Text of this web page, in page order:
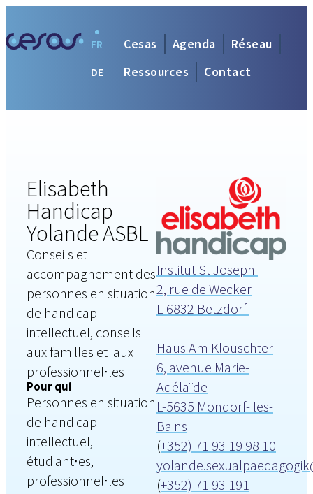
Cesas Agenda
Réseau
Ressources
Contact
FR
DE
Elisabeth
Handicap
Yolande ASBL
Conseils et
accompagnement des
personnes en situation
de handicap
intellectuel, conseils
aux familles et aux
professionnel∙les
Pour qui
Personnes en situation
de handicap
intellectuel,
étudiant∙es,
professionnel∙les
Institut St Joseph
2, rue de Wecker
L-6832 Betzdorf
Haus Am Klouschter
6, avenue Marie-
Adélaïde
L-5635 Mondorf- les-
Bains
(+352) 71 93 19 98 10
(+352) 71 93 191